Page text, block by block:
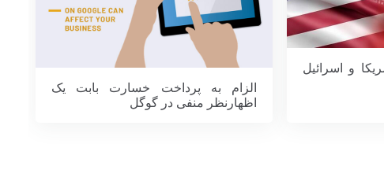
و اسرائیل
الزام به پرداخت خسارت بابت یک
اظهارنظر منفی در گوگل